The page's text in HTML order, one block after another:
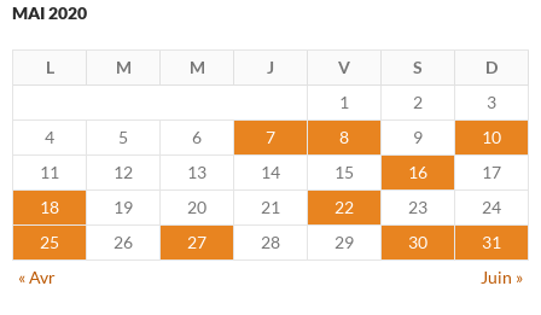
MAI 2020
L M M J V S
D
1
2
3
4
5 6 7 8 9
10
11
12 13 14 15 16
17
18
19 20 21 22 23
24
25
26 27 28 29 30
31
« Avr
Juin »